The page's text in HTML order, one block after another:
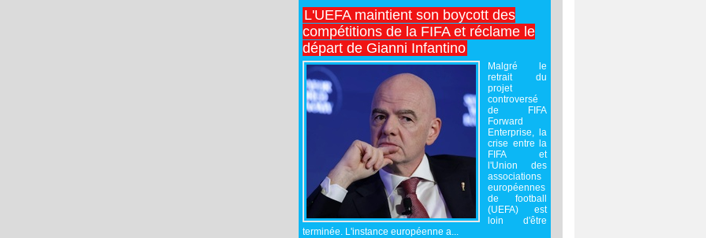
L'UEFA maintient son boycott des
compétitions de la FIFA et réclame le
départ de Gianni Infantino
Malgré le
retrait du
projet
controversé
de FIFA
Forward
Enterprise, la
crise entre la
FIFA et
l'Union des
associations
européennes
de football
(UEFA) est
loin d'être
terminée. L'instance européenne a...